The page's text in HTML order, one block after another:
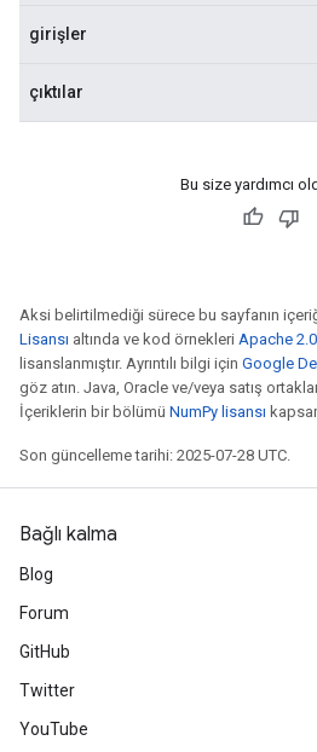
girişler
çıktılar
Bu size yardımcı
Aksi belirtilmediği sürece bu sayfanın
Lisansı altında ve kod örnekleri Apache
lisanslanmıştır. Ayrıntılı bilgi için Google
göz atın. Java, Oracle ve/veya satış
İçeriklerin bir bölümü NumPy lisansı
Son güncelleme tarihi: 2025-07-28 UTC.
Bağlı kalma
Blog
Forum
GitHub
Twitter
YouTube